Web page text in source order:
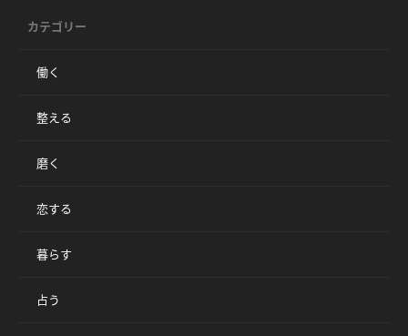
カテゴリー
働く
整える
磨く
恋する
暮らす
占う